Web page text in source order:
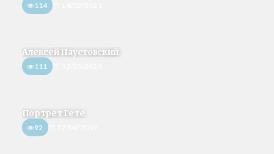
114
Алексей Паустовский
111
Портрет Гете
92